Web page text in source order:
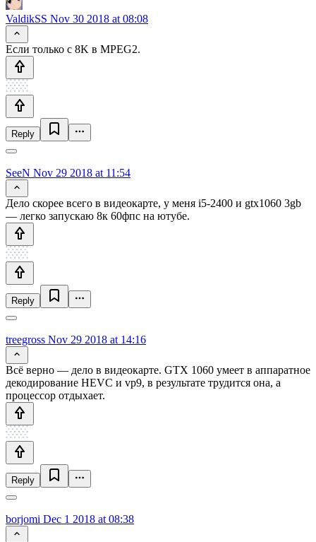
ValdikSS Nov 30 2018 at 08:08
Если только c 8K в MPEG2.
Reply
SeeN Nov 29 2018 at 11:54
Дело скорее всего в видеокарте, у меня i5-2400 и gtx1060 3gb
— легко запускаю 8к 60фпс на ютубе.
Reply
treegross Nov 29 2018 at 14:16
Всё верно — дело в видеокарте. GTX 1060 умеет в аппаратное
декодирование HEVC и vp9, в результате трудится она, а
процессор отдыхает.
Reply
borjomi Dec 1 2018 at 08:38